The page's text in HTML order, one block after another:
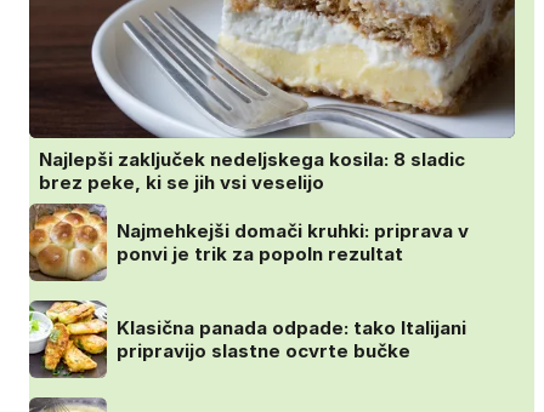
Najlepši zaključek nedeljskega kosila: 8 sladic
brez peke, ki se jih vsi veselijo
Najmehkejši domači kruhki: priprava v
ponvi je trik za popoln rezultat
Klasična panada odpade: tako Italijani
pripravijo slastne ocvrte bučke